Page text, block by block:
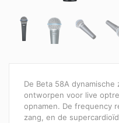
De Beta 58A
ontworpen voor live
opnamen. De frequency
zang, en de